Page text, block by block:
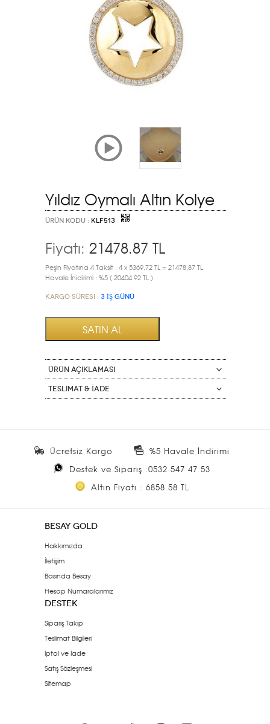
Yıldız Oymalı Altın Kolye
ÜRÜN KODU : KLF513
Fiyatı: 21478.87 TL
Peşin Fiyatına 4 Taksit : 4 x 5369.72 TL = 21478,87 TL
Havale İnidirimi : %5 ( 20404.92 TL )
Kargo Süresi : 3 İŞ GÜNÜ
ÜRÜN AÇIKLAMASI
Teslimat & İade
Ücretsiz Kargo
%5 Havale İndirimi
Destek ve Sipariş :0532 547 47 53
Altın Fiyatı : 6858.58 TL
BESAY GOLD
Hakkımızda
İletişim
Basında Besay
Hesap Numaralarımız
DESTEK
Sipariş Takip
Teslimat Bilgileri
İptal ve İade
Satış Sözleşmesi
Sitemap